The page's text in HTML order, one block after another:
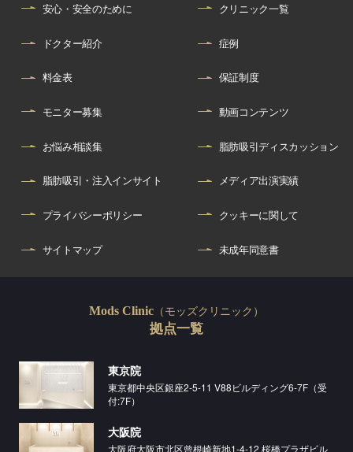
安心・安全のために クリニック一覧
ドクター紹介 症例
料金表 保証制度
モニター募集 動画コンテンツ
お悩み相談集 脂肪吸引ディスカッション
脂肪吸引・注入インサイト メディア出演実績
プライバシーポリシー クッキーに関して
サイトマップ 未成年同意書
Mods Clinic （モッズクリニック）
拠点一覧
東京院
東京都中央区銀座2-5-11 V88ビルディング6-7F（受
付:7F）
大阪院
大阪府大阪市北区曾根崎新地1-4-12 桜橋プラザビル